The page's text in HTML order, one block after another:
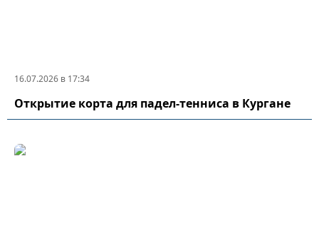
16.07.2026 в 17:34
Открытие корта для падел-тенниса в Кургане